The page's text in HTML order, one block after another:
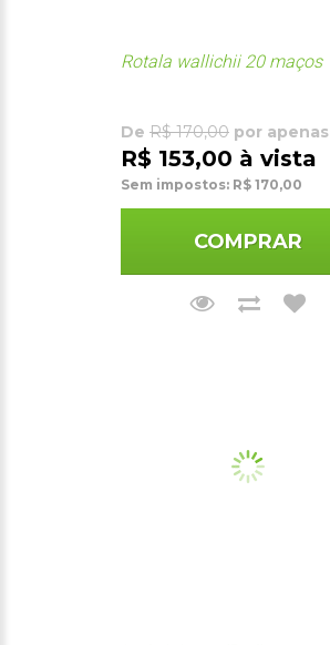
Rotala wallichii 20 maços
De R$ 170,00 por apenas
R$ 153,00 à vista
Sem impostos: R$ 170,00
COMPRAR